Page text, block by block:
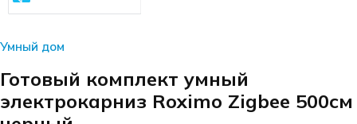
Умный дом
Готовый комплект умный
электрокарниз Roximo Zigbee 500см